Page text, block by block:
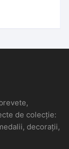
de colecție:
decorații,